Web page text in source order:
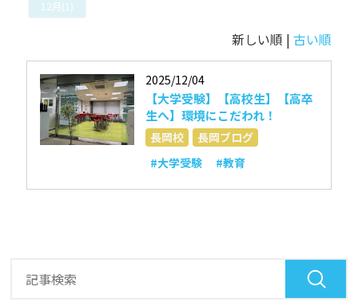
12月(1)
新しい順 | 古い順
2025/12/04
【大学受験】【高校生】【高卒
生へ】環境にこだわれ！
長岡校
長岡ブログ
#大学受験
#教育